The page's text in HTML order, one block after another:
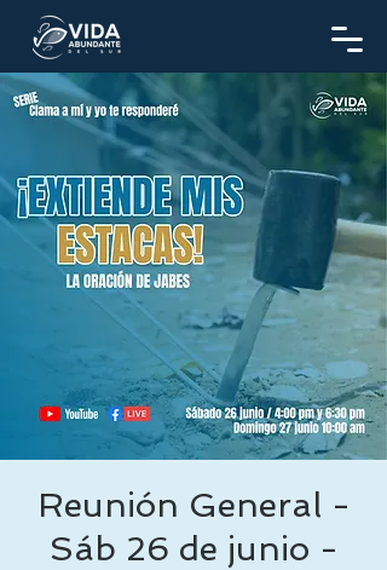
Reunión General -
Sáb 26 de junio -